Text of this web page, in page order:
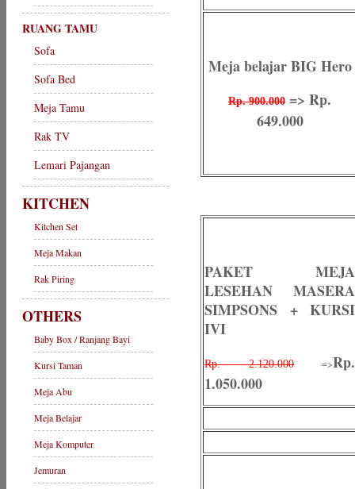
RUANG TAMU
Sofa
Sofa Bed
Meja Tamu
Rak TV
Lemari Pajangan
KITCHEN
Kitchen Set
Meja Makan
Rak Piring
OTHERS
Baby Box / Ranjang Bayi
Kursi Taman
Meja Abu
Meja Belajar
Meja Komputer
Jemuran
Meja belajar BIG Hero
Rp. 900.000 => Rp.
649.000
PAKET MEJA
LESEHAN MASERA
SIMPSONS + KURSI
IVI
Rp. 2.120.000 =>Rp.
1.050.000